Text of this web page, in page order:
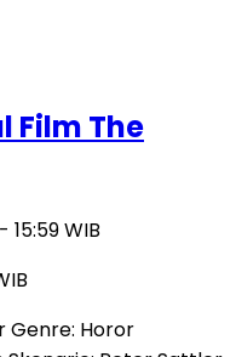
Film The
WIB
Genre: Horor